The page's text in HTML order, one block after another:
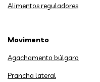
Alimentos reguladores
Movimento
Agachamento búlgaro
Prancha lateral